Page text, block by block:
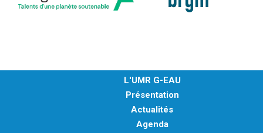
L'UMR G-EAU
Présentation
Actualités
Agenda